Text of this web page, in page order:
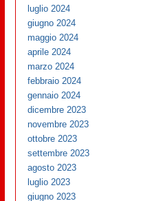
luglio 2024
giugno 2024
maggio 2024
aprile 2024
marzo 2024
febbraio 2024
gennaio 2024
dicembre 2023
novembre 2023
ottobre 2023
settembre 2023
agosto 2023
luglio 2023
giugno 2023